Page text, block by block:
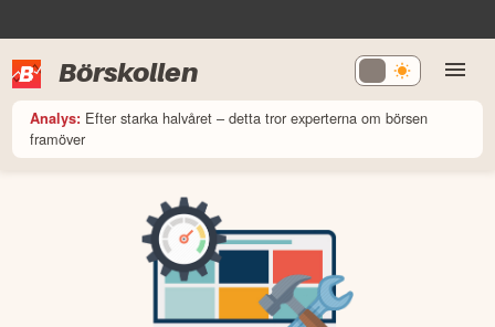
Börskollen
Analys: Efter starka halvåret – detta tror experterna om börsen
framöver